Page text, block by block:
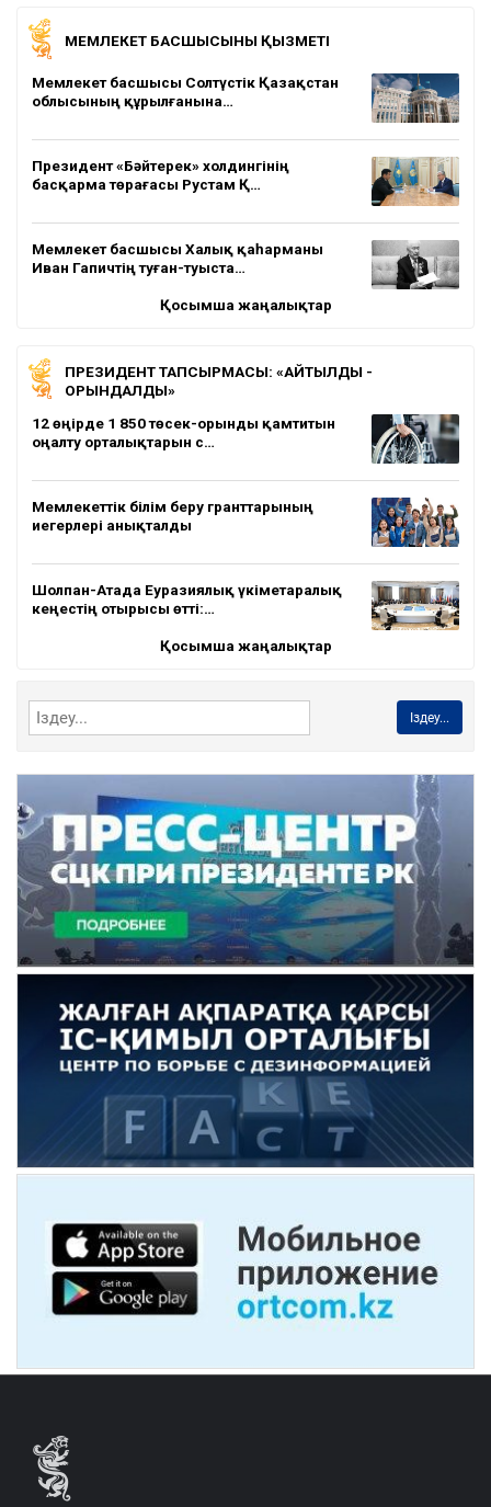
МЕМЛЕКЕТ БАСШЫСЫНЫҢ ҚЫЗМЕТІ
Мемлекет басшысы Солтүстік Қазақстан
облысының құрылғанына…
Президент «Бәйтерек» холдингінің
басқарма төрағасы Рустам Қ…
Мемлекет басшысы Халық қаһарманы
Иван Гапичтің туған-туыста…
Қосымша жаңалықтар
ПРЕЗИДЕНТ ТАПСЫРМАСЫ: «АЙТЫЛДЫ -
ОРЫНДАЛДЫ»
12 өңірде 1 850 төсек-орынды қамтитын
оңалту орталықтарын с…
Мемлекеттік білім беру гранттарының
иегерлері анықталды
Шолпан-Атада Еуразиялық үкіметаралық
кеңестің отырысы өтті:…
Қосымша жаңалықтар
Іздеу...